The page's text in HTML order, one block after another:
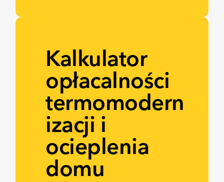
Kalkulator
opłacalności
termomodern
izacji i
ocieplenia
domu